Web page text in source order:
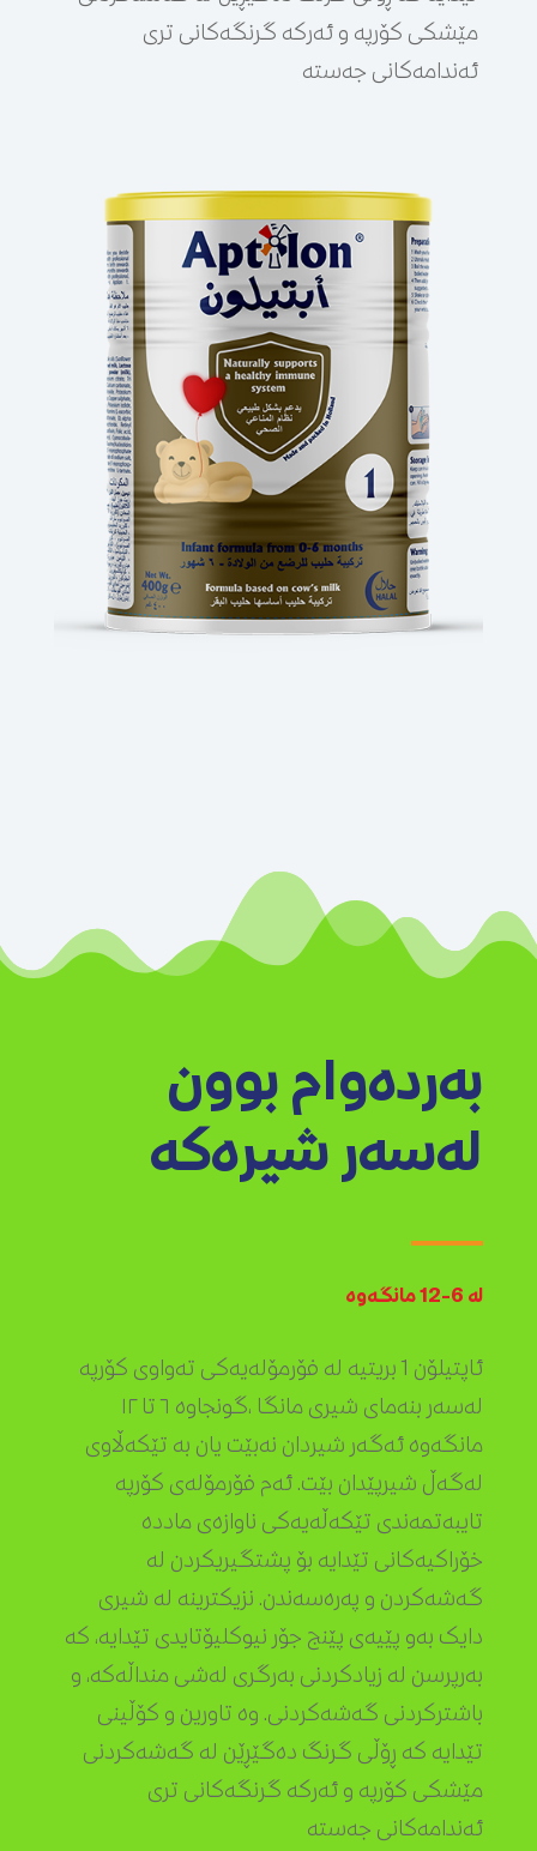
مێشکی کۆرپە و ئەرکە گرنگەکانی تری
ئەندامەکانی جەستە
بەردەوام بوون
لەسەر شیرەکە
لە 6-12 مانگەوە
ئاپتیلۆن 1 بریتیە لە فۆرمۆلەیەکی تەواوی کۆرپە
لەسەر بنەمای شیری مانگا ،گونجاوە ٦ تا ١٢
مانگەوە ئەگەر شیردان نەبێت یان بە تێکەڵاوی
لەگەڵ شیرپێدان بێت. ئەم فۆرمۆلەی کۆرپە
تایبەتمەندی تێکەڵەیەکی ناوازەی ماددە
خۆراکیەکانی تێدایە بۆ پشتگیریکردن لە
گەشەکردن و پەرەسەندن. نزیکترینە لە شیری
دایک بەو پێیەی پێنج جۆر نیوکلیۆتایدی تێدایە، کە
بەرپرسن لە زیادکردنی بەرگری لەشی منداڵەکە، و
باشترکردنی گەشەکردنی. وە تاورین و کۆڵینی
تێدایە کە ڕۆڵی گرنگ دەگێڕێن لە گەشەکردنی
مێشکی کۆرپە و ئەرکە گرنگەکانی تری
ئەندامەکانی جەستە